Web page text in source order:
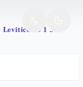
Levitico 16 1 34